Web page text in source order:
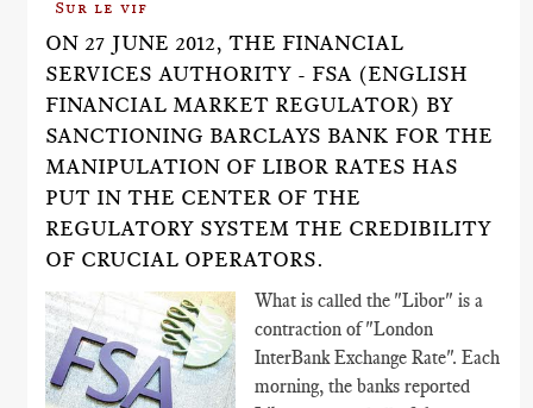
Sur le vif
ON 27 JUNE 2012, THE FINANCIAL
SERVICES AUTHORITY - FSA (ENGLISH
FINANCIAL MARKET REGULATOR) BY
SANCTIONING BARCLAYS BANK FOR THE
MANIPULATION OF LIBOR RATES HAS
PUT IN THE CENTER OF THE
REGULATORY SYSTEM THE CREDIBILITY
OF CRUCIAL OPERATORS.
What is called the "Libor" is a
contraction of "London
InterBank Exchange Rate". Each
morning, the banks reported